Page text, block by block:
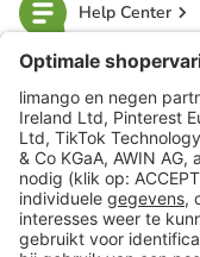
Help Center
limango
Veilig winkelen
Klantenservice